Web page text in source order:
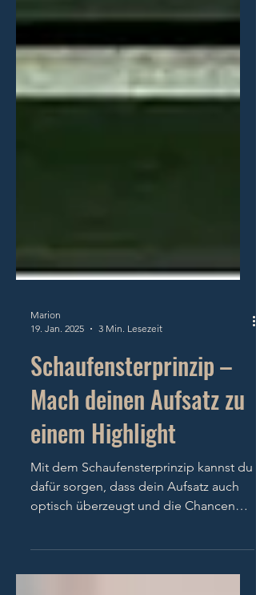
Marion
19. Jan. 2025
3 Min. Lesezeit
Schaufensterprinzip –
Mach deinen Aufsatz zu
einem Highlight
dafür sorgen, dass dein Aufsatz auch